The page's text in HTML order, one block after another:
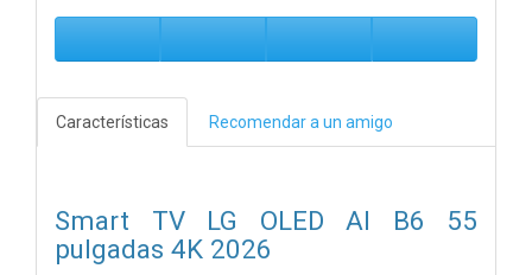
Características Recomendar a un amigo
Smart TV LG OLED AI B6 55
pulgadas 4K 2026